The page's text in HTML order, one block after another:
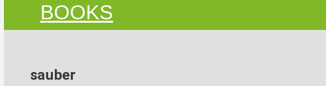
BOOKS
sauber